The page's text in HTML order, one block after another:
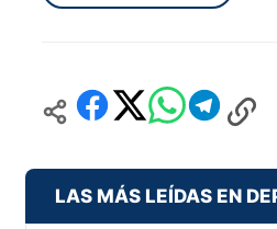
LAS MÁS LEÍDAS EN